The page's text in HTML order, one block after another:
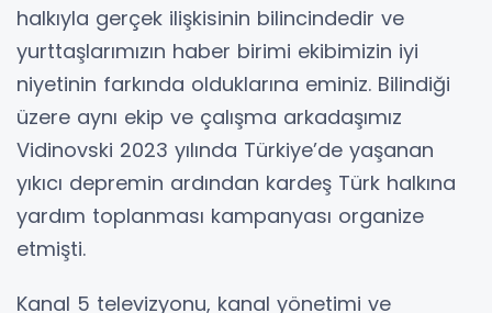
halkıyla gerçek ilişkisinin bilincindedir ve
yurttaşlarımızın haber birimi ekibimizin iyi
niyetinin farkında olduklarına eminiz. Bilindiği
üzere aynı ekip ve çalışma arkadaşımız
Vidinovski 2023 yılında Türkiye’de yaşanan
yıkıcı depremin ardından kardeş Türk halkına
yardım toplanması kampanyası organize
etmişti.
Kanal 5 televizyonu, kanal yönetimi ve